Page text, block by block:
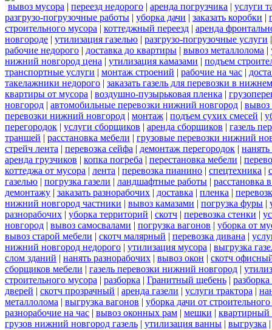
вывоз мусора | переезд недорого | аренда погрузчика | услуги
разгрузо-погрузочные работы | уборка дачи | заказать коробки |
строительного мусора | коттеджный переезд | аренда
новгороде | утилизация газелью | разгрузо-погрузочные услуги
рабочие недорого | доставка до квартиры | вывоз металлолома |
нижний новгород цена | утилизация камазами | подъем
транспортные услуги | монтаж строений | рабочие на час |
такелажники недорого | заказать газель для перевозки в
квартиры от мусора | воздушно-пузырьковая пленка |
новгород | автомобильные перевозки нижний новгород | вывоз
перевозки нижний новгород | монтаж | подъем сухих смесей |
перегородок | услуги сборщиков | аренда сборщиков | газель
траншей | расстановка мебели | грузовые перевозки нижний
стрейч лента | перевозка сейфа | демонтаж перегородок |
аренда грузчиков | копка погреба | перестановка мебели |
коттеджа от мусора | лента | перевозка пианино | спецтехника |
газелью | погрузка газели | ландшафтные работы | расстановка
демонтажу | заказать разнорабочих | доставка | пленка |
нижний новгород частники | вывоз камазами | погрузка фуры |
разнорабочих | уборка территорий | скотч | перевозка стенки |
новгород | вывоз самосвалами | погрузка вагонов | уборка от
вывоз старой мебели | скотч малярный | перевозка дивана |
нижний новгород недорого | утилизация мусора | выгрузка
слом зданий | нанять разнорабочих | вывоз окон | скотч
сборщиков мебели | газель перевозки нижний новгород |
строительного мусора | разборка | Гранитный щебень |
дверей | скотч прозрачный | аренда газели | услуги трактора |
металлолома | выгрузка вагонов | уборка дачи от
разнорабочие на час | вывоз оконных рам | мешки | квартирный
грузов нижний новгород газель | утилизация ванны | выгрузка